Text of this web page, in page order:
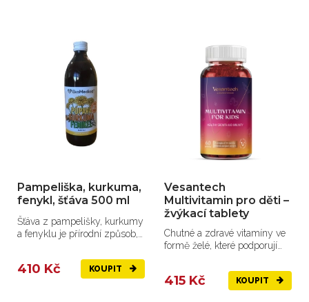
Pampeliška, kurkuma,
fenykl, šťáva 500 ml
Šťáva z pampelišky, kurkumy
a fenyklu je přírodní způsob,
410 Kč KOUPIT
Vesantech
Multivitamin pro děti –
žvýkací tablety
Chutné a zdravé vitamíny ve
formě želé, které podporují
415 Kč KOUPIT